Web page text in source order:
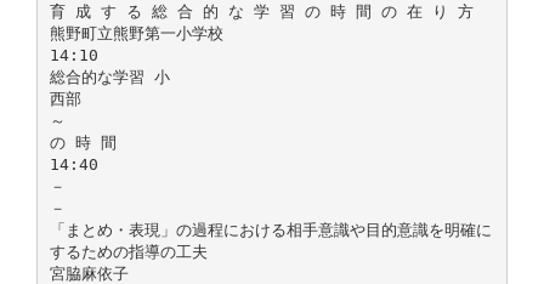
育 成 す る 総 合 的 な 学 習 の 時 間 の 在 り 方
熊野町立熊野第一小学校
14:10
総合的な学習 小
西部
～
の 時 間
14:40
－
－
「まとめ・表現」の過程における相手意識や目的意識を明確に
するための指導の工夫
宮脇麻依子